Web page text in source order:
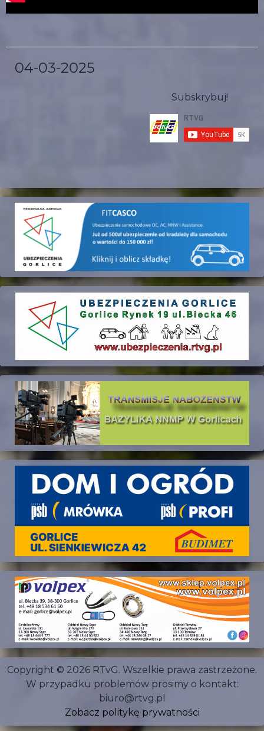
04-03-2025
Subskrybuj!
Copyright © 2026 RTvG. Wszelkie prawa zastrzeżone.
W przypadku problemów prosimy o kontakt:
biuro@rtvg.pl
Zobacz politykę prywatności